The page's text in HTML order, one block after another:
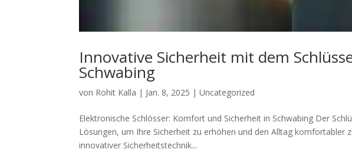
Innovative Sicherheit mit dem
Schwabing
von Rohit Kalla | Jan. 8, 2025 |Uncategorized
Elektronische Schlösser: Komfort und Sicherheit in Schwabing Der
Lösungen, um Ihre Sicherheit zu erhöhen und den Alltag komfortabler
innovativer Sicherheitstechnik...